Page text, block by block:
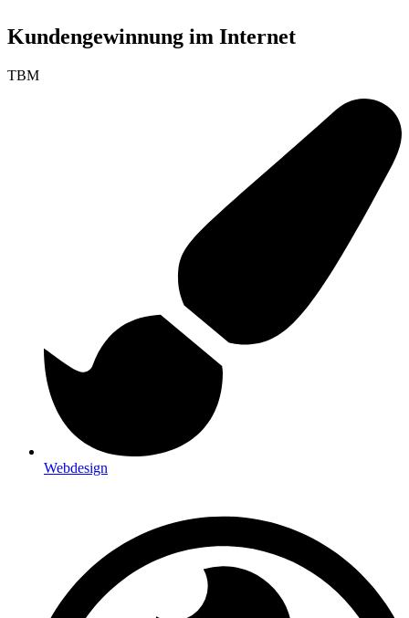
Kundengewinnung im Internet
TBM
Webdesign